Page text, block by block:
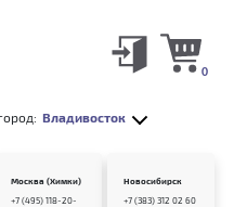
Владивосток
0
Москва (Химки)
+7 (495) 118-20-
Новосибирск
+7 (383) 312 02 60